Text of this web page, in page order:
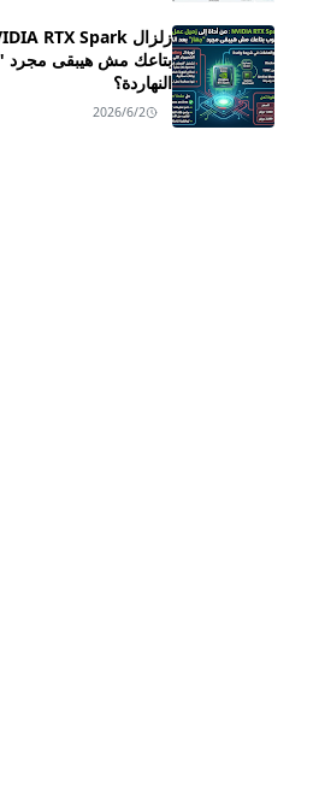
بتاعك مش هيبقى مجرد
النهاردة؟
2026/6/2